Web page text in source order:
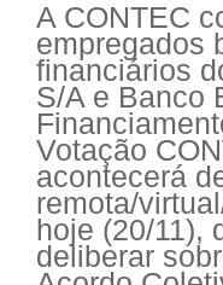
A CONTEC
empregados
financiários
S/A e Banco
Votação
acontecerá
remota/
hoje (20/11),
deliberar